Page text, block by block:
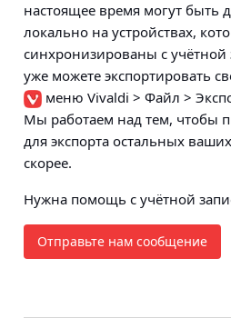
настоящее время могут быть
локально на устройствах,
синхронизированы с учётной
уже можете экспортировать
меню Vivaldi > Файл >
Мы работаем над тем, чтобы
для экспорта остальных
скорее.
Нужна помощь с учётной
Отправьте нам сообщение